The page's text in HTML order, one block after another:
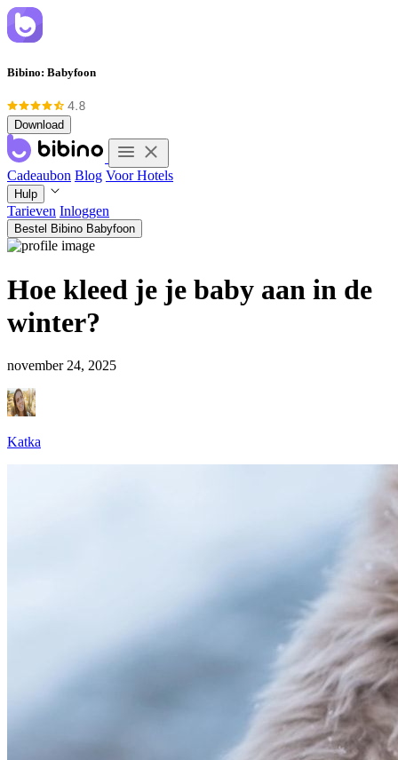
Bibino: Babyfoon
Download
Cadeaubon Blog Voor Hotels
Hulp
Tarieven Inloggen
Bestel Bibino Babyfoon
Hoe kleed je je baby aan in de
winter?
november 24, 2025
Katka